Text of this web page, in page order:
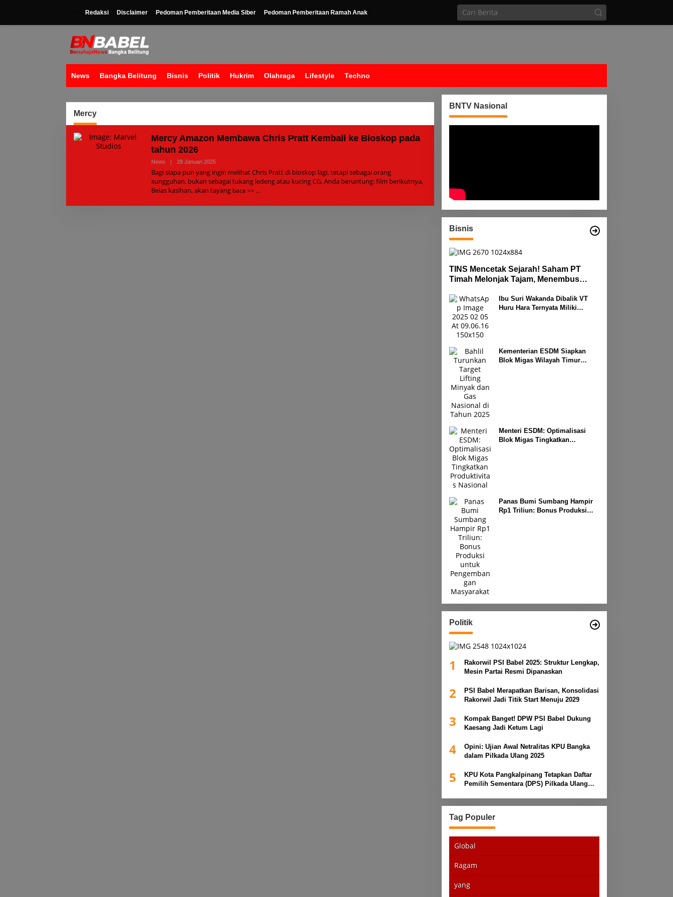
Redaksi Disclaimer Pedoman Pemberitaan Media Siber Pedoman Pemberitaan Ramah Anak
News Bangka Belitung Bisnis Politik Hukrim Olahraga Lifestyle Techno
Mercy
Mercy Amazon Membawa Chris Pratt Kembali ke Bioskop pada
tahun 2026
News | 28 Januari 2025Oleh
Bagi siapa pun yang ingin melihat Chris Pratt di bioskop lagi, tetapi sebagai orang
sungguhan, bukan sebagai tukang ledeng atau kucing CG, Anda beruntung: film berikutnya,
Belas kasihan, akan tayang baca >>
BNTV Nasional
Bisnis
TINS Mencetak Sejarah! Saham PT
Timah Melonjak Tajam, Menembus
Ibu Suri Wakanda Dibalik VT
Huru Hara Ternyata Miliki
Kementerian ESDM Siapkan
Blok Migas Wilayah Timur
Menteri ESDM: Optimalisasi
Blok Migas Tingkatkan
Panas Bumi Sumbang Hampir
Rp1 Triliun: Bonus Produksi
Politik
1
Rakorwil PSI Babel 2025: Struktur Lengkap,
Mesin Partai Resmi Dipanaskan
2
PSI Babel Merapatkan Barisan, Konsolidasi
Rakorwil Jadi Titik Start Menuju 2029
3
Kompak Banget! DPW PSI Babel Dukung
Kaesang Jadi Ketum Lagi
4
Opini: Ujian Awal Netralitas KPU Bangka
dalam Pilkada Ulang 2025
5
KPU Kota Pangkalpinang Tetapkan Daftar
Pemilih Sementara (DPS) Pilkada Ulang
Tag Populer
Global
Ragam
yang